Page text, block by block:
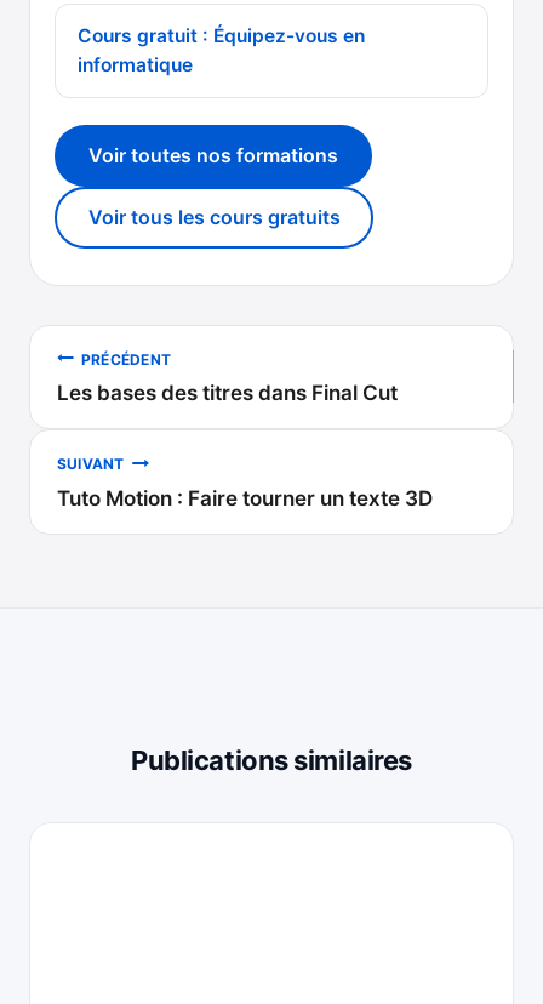
Cours gratuit : Équipez-vous en
informatique
Voir toutes nos formations
Voir tous les cours gratuits
Navigation
de
l’article
PRÉCÉDENT
Les bases des titres dans Final Cut
SUIVANT
Tuto Motion : Faire tourner un texte 3D
Publications similaires